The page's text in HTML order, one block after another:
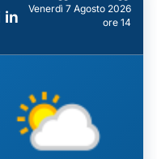
in
Venerdì 7 Agosto 2026
ore 14